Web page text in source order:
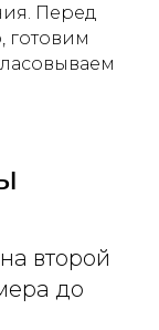
Перед
готовим
второй
до